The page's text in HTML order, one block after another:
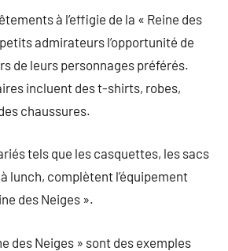
à l’effigie de la « Reine des
admirateurs l’opportunité de
de leurs personnages préférés.
incluent des t-shirts, robes,
chaussures.
tels que les casquettes, les sacs
lunch, complètent l’équipement
des Neiges ».
des Neiges » sont des exemples